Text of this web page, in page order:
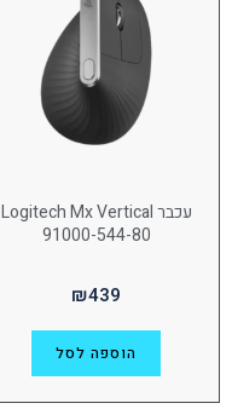
עכבר Logitech Mx Vertical
91000-544-80
₪439
הוספה לסל